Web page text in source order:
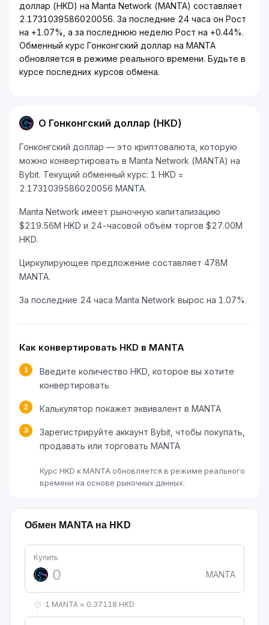
доллар (HKD) на Manta Network (MANTA) составляет
2.1731039586020056. За последние 24 часа он Рост
на +1.07%, а за последнюю неделю Рост на +0.44%.
Обменный курс Гонконгский доллар на MANTA
обновляется в режиме реального времени. Будьте в
курсе последних курсов обмена.
О Гонконгский доллар (HKD)
Гонконгский доллар — это криптовалюта, которую
можно конвертировать в Manta Network (MANTA) на
Bybit. Текущий обменный курс: 1 HKD =
2.1731039586020056 MANTA.
Manta Network имеет рыночную капитализацию
$219.56M HKD и 24-часовой объём торгов $27.00M
HKD.
Циркулирующее предложение составляет 478M
MANTA.
За последние 24 часа Manta Network вырос на 1.07%.
Как конвертировать HKD в MANTA
1
Введите количество HKD, которое вы хотите
конвертировать
2 Калькулятор покажет эквивалент в MANTA
3
Зарегистрируйте аккаунт Bybit, чтобы покупать,
продавать или торговать MANTA
Курс HKD к MANTA обновляется в режиме реального
времени на основе рыночных данных.
Обмен MANTA на HKD
Купить
MANTA
1 MANTA ≈ 0.37118 HKD